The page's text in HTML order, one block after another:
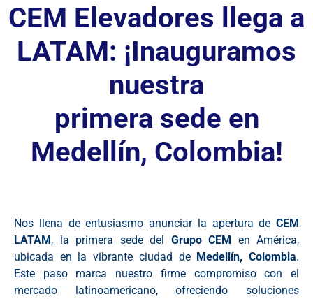
CEM Elevadores llega a
LATAM: ¡Inauguramos
nuestra
primera sede en
Medellín, Colombia!
Nos llena de entusiasmo anunciar la apertura de CEM
LATAM, la primera sede del Grupo CEM en América,
ubicada en la vibrante ciudad de Medellín, Colombia.
Este paso marca nuestro firme compromiso con el
mercado latinoamericano, ofreciendo soluciones